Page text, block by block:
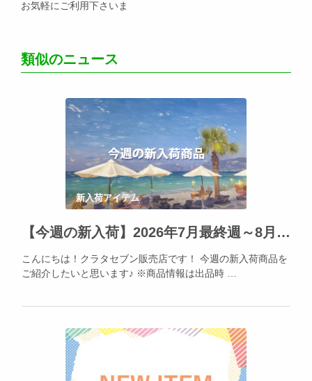
お気軽にご利用下さいま
類似のニュース
新入荷アイテム
【今週の新入荷】2026年7月最終週～8月1日★Apple製品の人気を再確認！
こんにちは！クラタセブン販売店です！ 今週の新入荷商品を
ご紹介したいと思います♪ ※商品情報は出品時 …